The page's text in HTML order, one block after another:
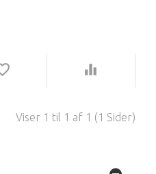
Viser 1 til 1 af 1 (1 Sider)